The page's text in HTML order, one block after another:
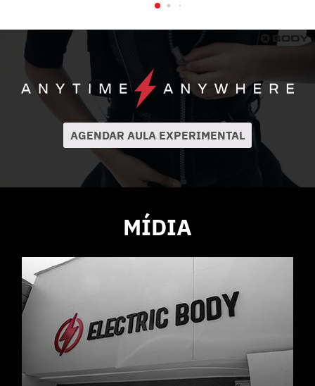
AGENDAR AULA EXPERIMENTAL
MÍDIA